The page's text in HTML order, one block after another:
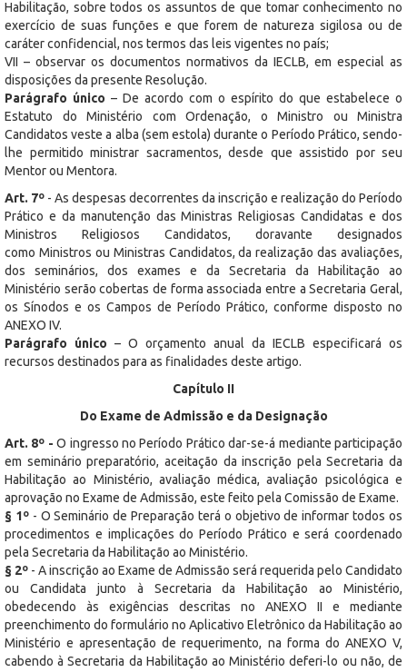
Habilitação, sobre todos os assuntos de que tomar conhecimento no
exercício de suas funções e que forem de natureza sigilosa ou de
caráter confidencial, nos termos das leis vigentes no país;
VII – observar os documentos normativos da IECLB, em especial as
disposições da presente Resolução.
Parágrafo único – De acordo com o espírito do que estabelece o
Estatuto do Ministério com Ordenação, o Ministro ou Ministra
Candidatos veste a alba (sem estola) durante o Período Prático, sendo-
lhe permitido ministrar sacramentos, desde que assistido por seu
Mentor ou Mentora.
Art. 7º - As despesas decorrentes da inscrição e realização do Período
Prático e da manutenção das Ministras Religiosas Candidatas e dos
Ministros Religiosos Candidatos, doravante designados
como Ministros ou Ministras Candidatos, da realização das avaliações,
dos seminários, dos exames e da Secretaria da Habilitação ao
Ministério serão cobertas de forma associada entre a Secretaria Geral,
os Sínodos e os Campos de Período Prático, conforme disposto no
ANEXO IV.
Parágrafo único – O orçamento anual da IECLB especificará os
recursos destinados para as finalidades deste artigo.
Capítulo II
Do Exame de Admissão e da Designação
Art. 8º - O ingresso no Período Prático dar-se-á mediante participação
em seminário preparatório, aceitação da inscrição pela Secretaria da
Habilitação ao Ministério, avaliação médica, avaliação psicológica e
aprovação no Exame de Admissão, este feito pela Comissão de Exame.
§ 1º - O Seminário de Preparação terá o objetivo de informar todos os
procedimentos e implicações do Período Prático e será coordenado
pela Secretaria da Habilitação ao Ministério.
§ 2º - A inscrição ao Exame de Admissão será requerida pelo Candidato
ou Candidata junto à Secretaria da Habilitação ao Ministério,
obedecendo às exigências descritas no ANEXO II e mediante
preenchimento do formulário no Aplicativo Eletrônico da Habilitação ao
Ministério e apresentação de requerimento, na forma do ANEXO V,
cabendo à Secretaria da Habilitação ao Ministério deferi-lo ou não, de